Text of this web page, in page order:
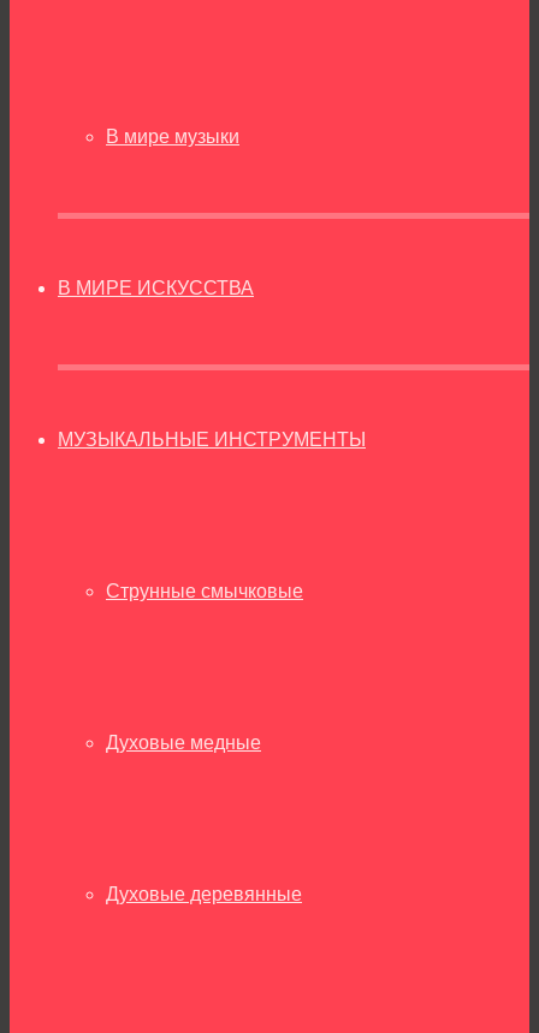
В мире музыки
В МИРЕ ИСКУССТВА
МУЗЫКАЛЬНЫЕ ИНСТРУМЕНТЫ
Струнные смычковые
Духовые медные
Духовые деревянные